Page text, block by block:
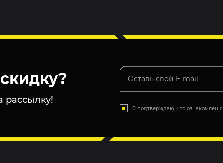
рассылку!
Я подтверждаю, что ознакомлен с